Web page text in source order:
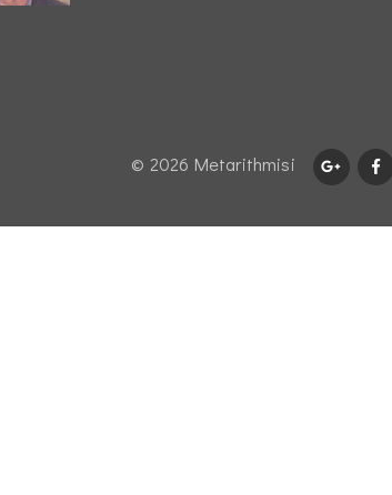
© 2026 Μetarithmisi